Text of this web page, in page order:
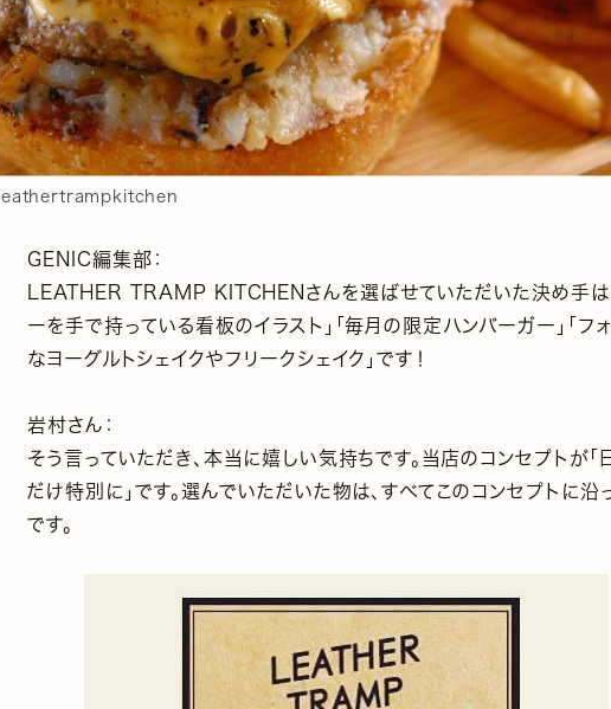
leathertrampkitchen
GENIC編集部：
LEATHER TRAMP KITCHENさんを選ばせていただいた決め手は
ーを手で持っている看板のイラスト」「毎月の限定ハンバーガー」「フ
なヨーグルトシェイクやフリークシェイク」です！
岩村さん：
そう言っていただき、本当に嬉しい気持ちです。当店のコンセプトが「
だけ特別に」です。選んでいただいた物は、すべてこのコンセプトに沿
です。